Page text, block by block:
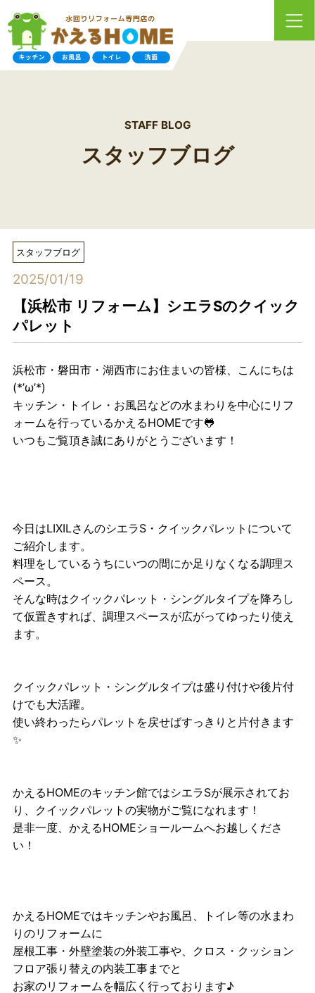
STAFF BLOG
スタッフブログ
スタッフブログ
2025/01/19
【浜松市 リフォーム】シエラSのクイック
パレット
浜松市・磐田市・湖西市にお住まいの皆様、こんにちは
(*’ω’*)
キッチン・トイレ・お風呂などの水まわりを中心にリフ
ォームを行っているかえるHOMEです🐸
いつもご覧頂き誠にありがとうございます！
今日はLIXILさんのシエラS・クイックパレットについて
ご紹介します。
料理をしているうちにいつの間にか足りなくなる調理ス
ペース。
そんな時はクイックパレット・シングルタイプを降ろし
て仮置きすれば、調理スペースが広がってゆったり使え
ます。
クイックパレット・シングルタイプは盛り付けや後片付
けでも大活躍。
使い終わったらパレットを戻せばすっきりと片付きます
✨
かえるHOMEのキッチン館ではシエラSが展示されてお
り、クイックパレットの実物がご覧になれます！
是非一度、かえるHOMEショールームへお越しくださ
い！
かえるHOMEではキッチンやお風呂、トイレ等の水まわ
りのリフォームに
屋根工事・外壁塗装の外装工事や、クロス・クッション
フロア張り替えの内装工事までと
お家のリフォームを幅広く行っております♪